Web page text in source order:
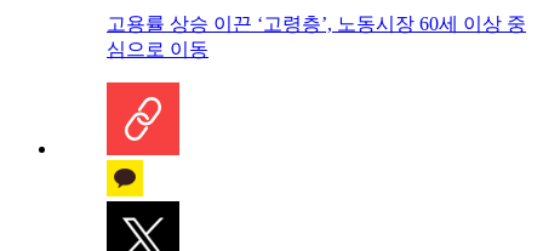
고용률 상승 이끈 ‘고령층’, 노동시장 60세 이상 중
심으로 이동